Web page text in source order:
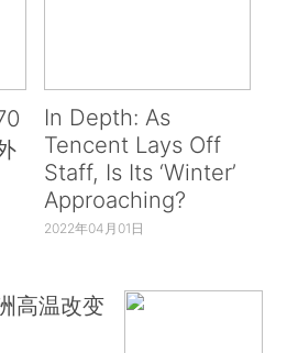
In Depth: As
Tencent Lays Off
Staff, Is Its ‘Winter’
Approaching?
2022年04月01日
高温改变